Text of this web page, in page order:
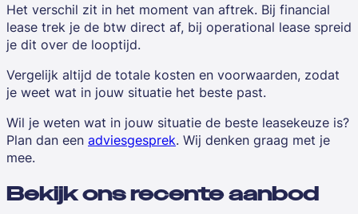
Het verschil zit in het moment van aftrek. Bij financial
lease trek je de btw direct af, bij operational lease spreid
je dit over de looptijd.
Vergelijk altijd de totale kosten en voorwaarden, zodat
je weet wat in jouw situatie het beste past.
Wil je weten wat in jouw situatie de beste leasekeuze is?
Plan dan een adviesgesprek. Wij denken graag met je
mee.
Bekijk ons recente aanbod